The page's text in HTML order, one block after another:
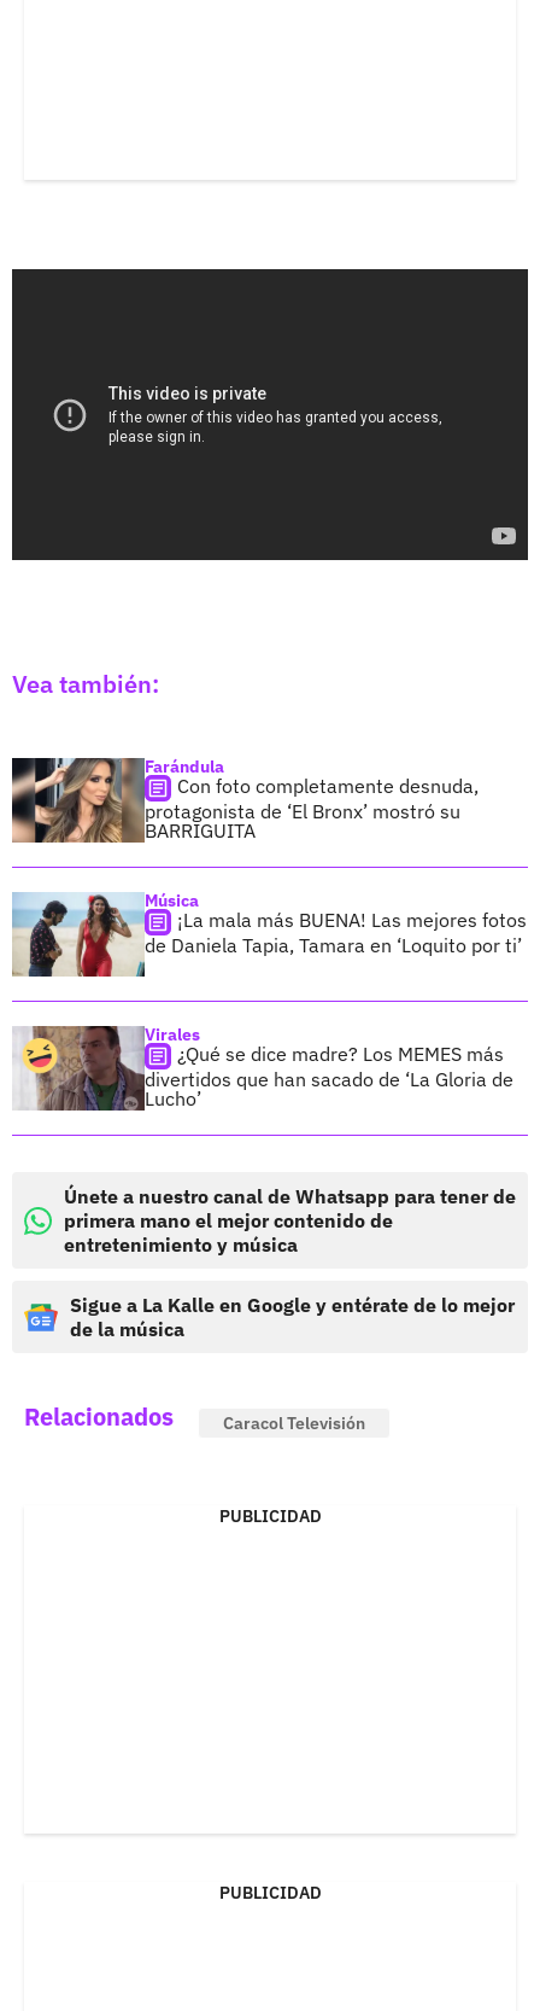
Vea también:
Farándula
Con foto completamente desnuda,
protagonista de ‘El Bronx’ mostró su
BARRIGUITA
Música
¡La mala más BUENA! Las mejores fotos
de Daniela Tapia, Tamara en ‘Loquito por ti’
Virales
¿Qué se dice madre? Los MEMES más
divertidos que han sacado de ‘La Gloria de
Lucho’
Únete a nuestro canal de Whatsapp para tener de
primera mano el mejor contenido de
entretenimiento y música
Sigue a La Kalle en Google y entérate de lo mejor
de la música
Relacionados Caracol Televisión
PUBLICIDAD
PUBLICIDAD